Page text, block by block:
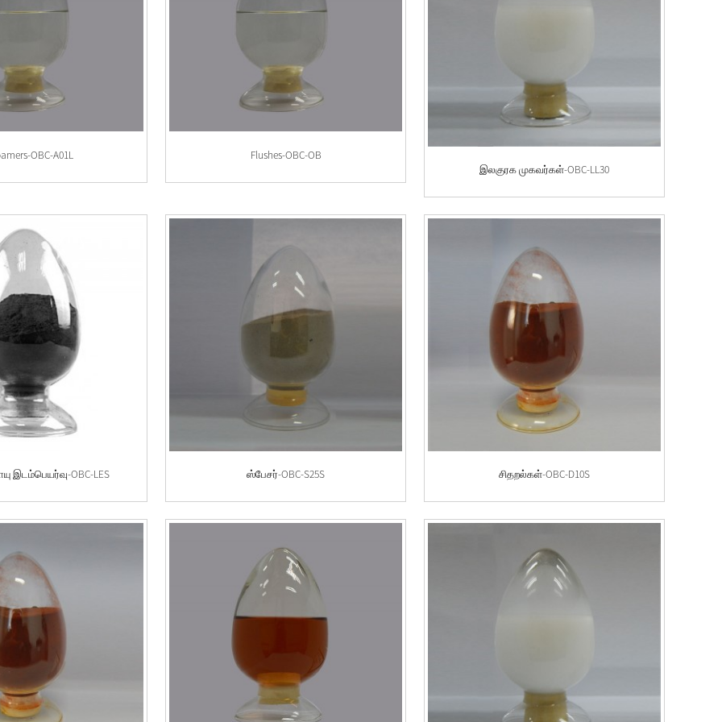
OBC-A01L
Flushes-OBC-OB
இலகுரக முகவர்கள்-OBC-LL30
இடம்பெயர்வு-OBC-LES ஸ்பேசர்-OBC-S25S சிதறல்கள்-OBC-D10S